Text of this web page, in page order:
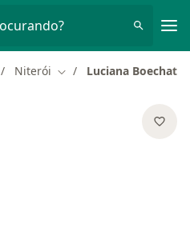
Niterói Mudar de cidade
Luciana Boechat